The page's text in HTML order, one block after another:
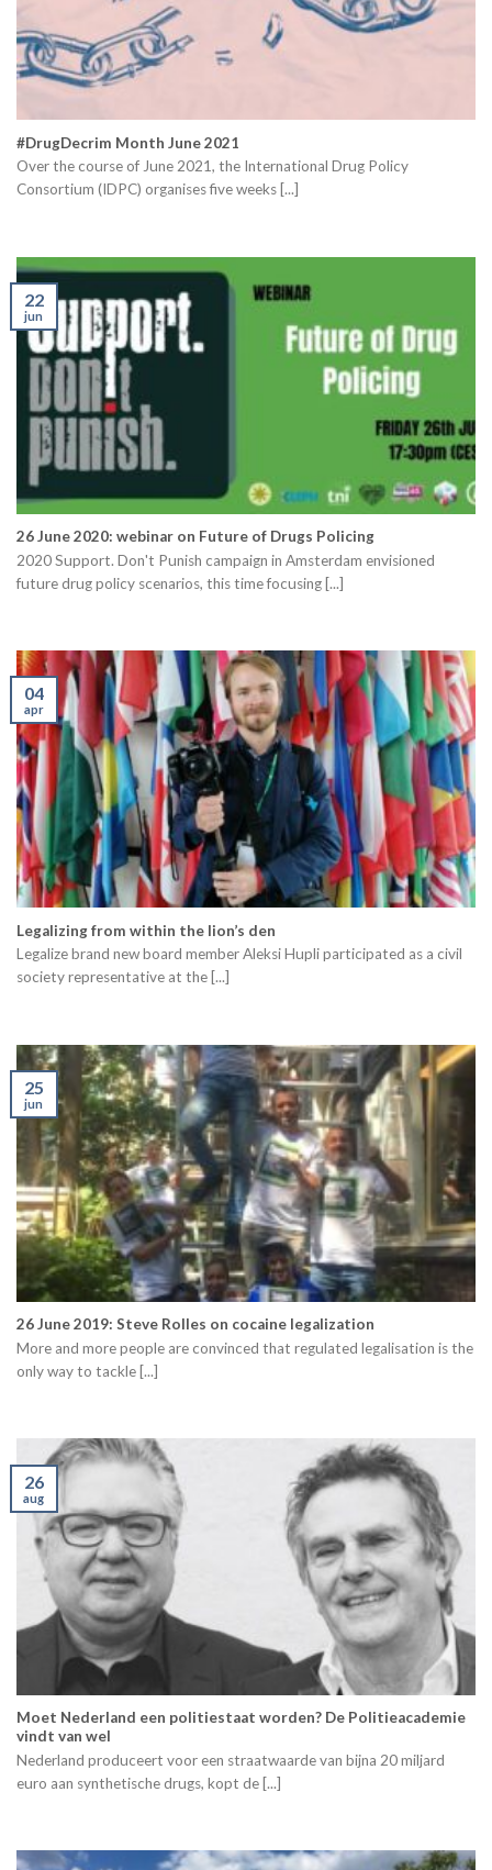
#DrugDecrim Month June 2021
Over the course of June 2021, the International Drug Policy
Consortium (IDPC) organises five weeks [...]
26 June 2020: webinar on Future of Drugs Policing
2020 Support. Don't Punish campaign in Amsterdam envisioned
future drug policy scenarios, this time focusing [...]
22
jun
Legalizing from within the lion’s den
Legalize brand new board member Aleksi Hupli participated as a civil
society representative at the [...]
04
apr
26 June 2019: Steve Rolles on cocaine legalization
More and more people are convinced that regulated legalisation is the
only way to tackle [...]
25
jun
Moet Nederland een politiestaat worden? De Politieacademie
vindt van wel
Nederland produceert voor een straatwaarde van bijna 20 miljard
euro aan synthetische drugs, kopt de [...]
26
aug